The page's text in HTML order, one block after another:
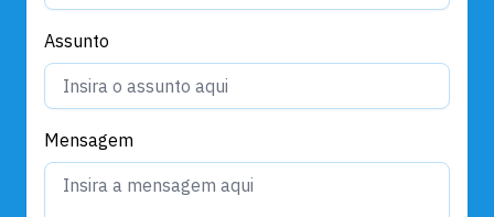
Assunto
Mensagem